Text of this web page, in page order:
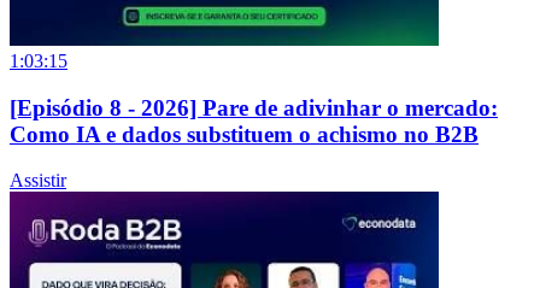
1:03:15
[Episódio 8 - 2026] Pare de adivinhar o mercado:
Como IA e dados substituem o achismo no B2B
Assistir